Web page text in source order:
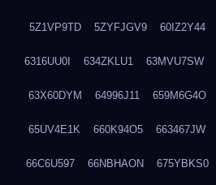
5Z1VP9TD 5ZYFJGV9 60IZ2Y44
6316UU0I 634ZKLU1 63MVU7SW
63X60DYM 64996J11 659M6G4O
65UV4E1K 660K94O5 663467JW
66C6U597 66NBHAON 675YBKS0